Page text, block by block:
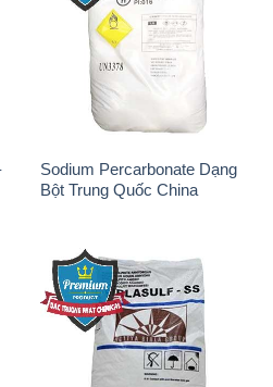
Sodium Percarbonate Dạng
Bột Trung Quốc China
Natri Sunphit – NA2SO3 Thái